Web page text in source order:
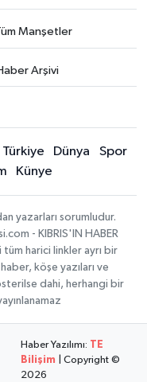
Manşetler
Arşivi
Türkiye Dünya
Spor
Künye
yazarları sorumludur.
- KIBRIS'IN HABER
harici linkler ayrı bir
köşe yazıları ve
dahi, herhangi bir
Haber Yazılımı: TE
Bilişim | Copyright ©
2026